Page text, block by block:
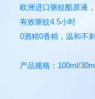
欧洲进口驱蚊酯原液
有效驱蚊4.5小时
0酒精0香精，温和不
产品规格：100ml/30ml